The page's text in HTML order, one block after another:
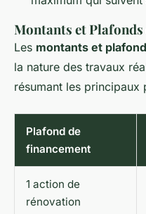
Montants et
Les montants et
la nature des travaux
résumant les
Plafond de
financement
1 action de
rénovation